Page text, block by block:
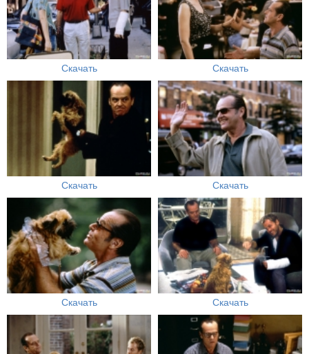
Скачать Скачать
Скачать Скачать
Скачать Скачать